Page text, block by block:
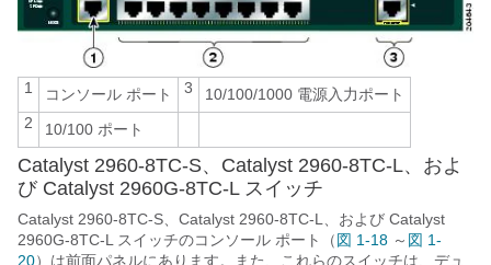
1 コンソール ポート 3
10/100/1000 電源入力ポート
2
10/100 ポート
Catalyst 2960-8TC-S、Catalyst 2960-8TC-L、およ
び Catalyst 2960G-8TC-L スイッチ
Catalyst 2960-8TC-S、Catalyst 2960-8TC-L、および Catalyst
2960G-8TC-L スイッチのコンソール ポート（図 1-18 ～ 図 1-
20）は前面パネルにあります。また、これらのスイッチは、デュ